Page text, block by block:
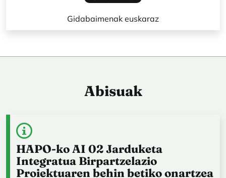
Gidabaimenak euskaraz
Abisuak
HAPO-ko AI 02 Jarduketa
Integratua Birpartzelazio
Proiektuaren behin betiko onartzea